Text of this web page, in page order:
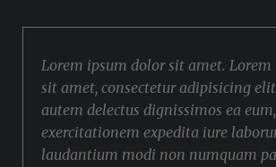
Lorem ipsum dolor sit amet.
sit amet, consectetur adipisicing
autem delectus dignissimos ea
exercitationem expedita iure
laudantium modi non numquam